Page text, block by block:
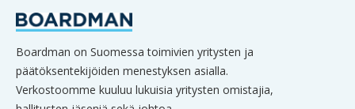
Boardman on Suomessa toimivien yritysten ja
päätöksentekijöiden menestyksen asialla.
Verkostoomme kuuluu lukuisia yritysten omistajia,